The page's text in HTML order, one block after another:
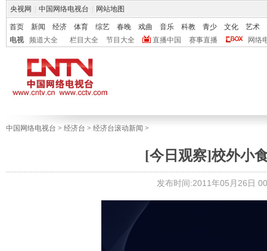
央视网 中国网络电视台 网站地图
首页 新闻 经济 体育 综艺 春晚 戏曲 音乐 科教 青少 文化
艺术
电视
频道大全 栏目大全 节目大全 直播中国 赛事直播 网络
中国网络电视台 > 经济台 > 经济台滚动新闻 >
[今日观察]校外小
发布时间:2011年05月26日